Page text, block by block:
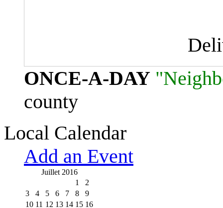
ONCE-A-DAY
county
Local Calendar
Add an Event
Juillet 2016
1
2
3
4 5 6 7 8
9
10 11 12 13 14 15 16